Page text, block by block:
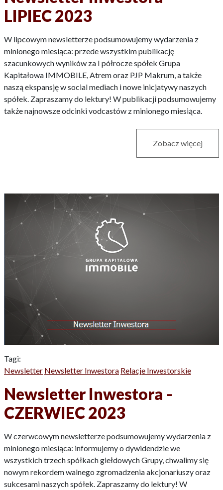
LIPIEC 2023
W lipcowym newsletterze podsumowujemy wydarzenia z
minionego miesiąca: przede wszystkim publikację
szacunkowych wyników za I półrocze spółek Grupa
Kapitałowa IMMOBILE, Atrem oraz PJP Makrum, a także
naszą ekspansję w social mediach i nowe inicjatywy naszych
spółek. Zapraszamy do lektury! W publikacji podsumowujemy
także najnowsze odcinki vodcastów z minionego miesiąca.
Zobacz więcej
Tagi:
Newsletter Newsletter Inwestora Relacje Inwestorskie
Newsletter Inwestora -
CZERWIEC 2023
W czerwcowym newsletterze podsumowujemy wydarzenia z
minionego miesiąca: informujemy o dywidendzie we
wszystkich trzech spółkach giełdowych Grupy, chwalimy się
nowym rekordem walnego zgromadzenia akcjonariuszy oraz
sukcesami naszych spółek. Zapraszamy do lektury! W